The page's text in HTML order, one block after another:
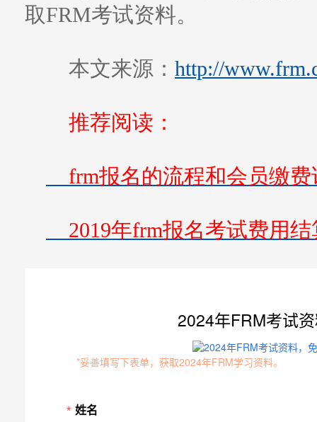
取FRM考试资料。
本文来源： http://
推荐阅读：
frm报名的流程和会员缴费
2019年frm报名考试费用结